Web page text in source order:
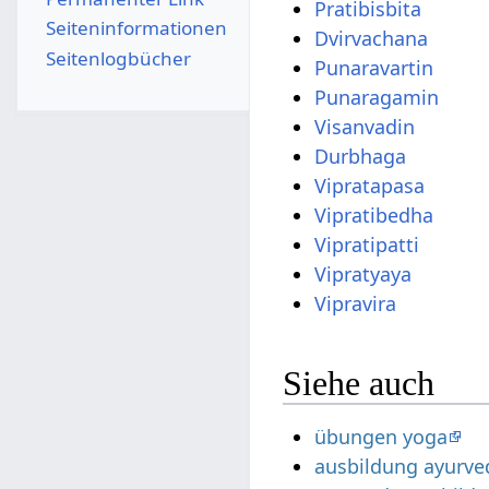
Pratibisbita
Dvirvachana
Punaravartin
Punaragamin
Visanvadin
Durbhaga
Vipratapasa
Vipratibedha
Vipratipatti
Vipratyaya
Vipravira
Siehe auch
übungen yoga
ausbildung
Seiten­­informationen
Seitenlogbücher